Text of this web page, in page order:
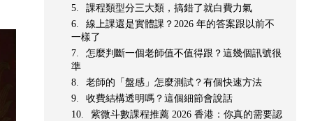
課程類型分三大類，搞錯了就白費力氣
線上課還是實體課？2026 年的答案跟以前不
一樣了
怎麼判斷一個老師值不值得跟？這幾個訊號很
準
老師的「盤感」怎麼測試？有個快速方法
收費結構透明嗎？這個細節會說話
紫微斗數課程推薦 2026 香港：你真的需要認